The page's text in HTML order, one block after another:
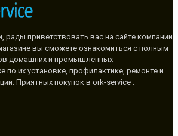
рады приветствовать вас на сайте компании
вы сможете ознакомиться с полным
домашних и промышленных
по их установке, профилактике, ремонте и
Приятных покупок в ork-service .